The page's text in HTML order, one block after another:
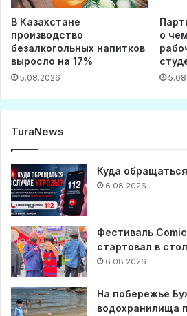
В Казахстане
производство
безалкогольных напитков
выросло на 17%
5.08.2026
о
TuraNews
Куда
6.08.2026
Фестиваль
стартовал в
6.08.2026
На побережье
водохранилища